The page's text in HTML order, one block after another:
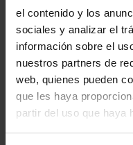
el contenido y los
sociales y analizar el
información sobre el
nuestros partners de
web, quienes pueden
que les haya
partir del uso que haya
CAPITALES DE
PROVINCIA 1
949,00 €
Sólo para usuarios
registrados